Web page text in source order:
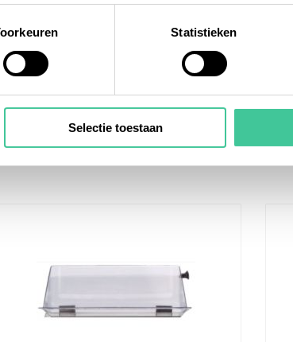
Statistieken
Selectie toestaan
Temperatuur bereik
Temperatuur nauwkeurigheid
Materiaal binnenzijde